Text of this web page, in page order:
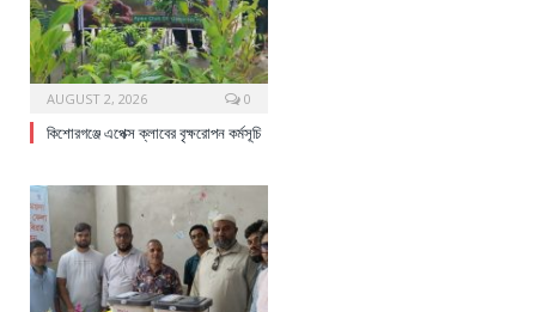
AUGUST 2, 2026 0
কিশোরগঞ্জে এপেক্স ক্লাবের বৃক্ষরোপন কর্মসূচি